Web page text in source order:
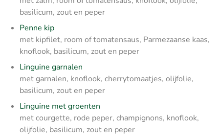
basilicum, zout en peper
Penne kip
met kipfilet, room of tomatensaus, Parmezaanse kaas,
knoflook, basilicum, zout en peper
Linguine garnalen
met garnalen, knoflook, cherrytomaatjes, olijfolie,
basilicum, zout en peper
Linguine met groenten
met courgette, rode peper, champignons, knoflook,
olijfolie, basilicum, zout en peper